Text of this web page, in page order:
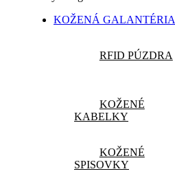
KOŽENÁ GALANTÉRIA
RFID PÚZDRA
KOŽENÉ
KABELKY
KOŽENÉ
SPISOVKY